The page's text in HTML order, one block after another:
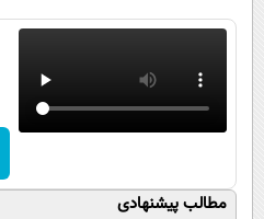
مطالب پیشنهادی